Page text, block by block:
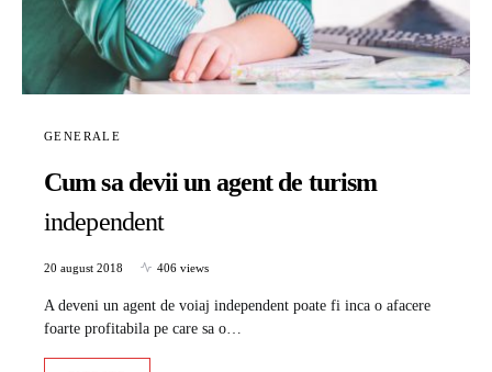
GENERALE
Cum sa devii un agent de turism
independent
20 august 2018 406 views
A deveni un agent de voiaj independent poate fi inca o afacere
foarte profitabila pe care sa o…